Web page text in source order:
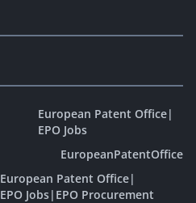
European Patent Office|
EPO Jobs
EuropeanPatentOffice
European Patent Office|
EPO Jobs| EPO Procurement